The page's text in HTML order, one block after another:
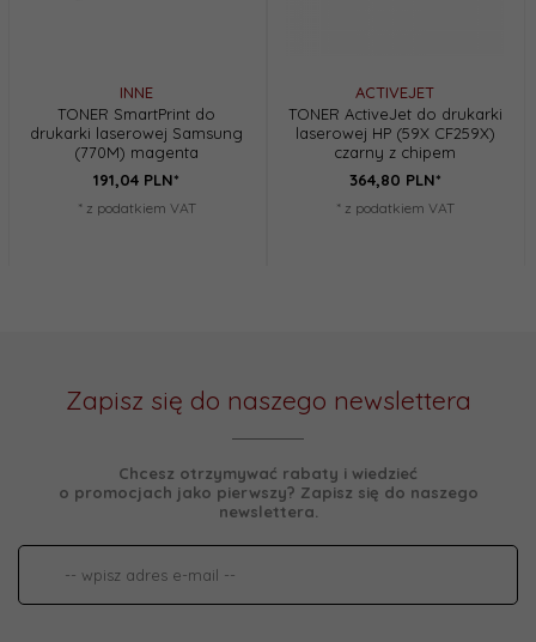
INNE
TONER SmartPrint do
drukarki laserowej Samsung
(770M) magenta
191,04 PLN*
* z podatkiem VAT
ACTIVEJET
TONER ActiveJet do drukarki
laserowej HP (59X CF259X)
czarny z chipem
364,80 PLN*
* z podatkiem VAT
Zapisz się do naszego newslettera
Chcesz otrzymywać rabaty i wiedzieć
o promocjach jako pierwszy? Zapisz się do naszego
newslettera.